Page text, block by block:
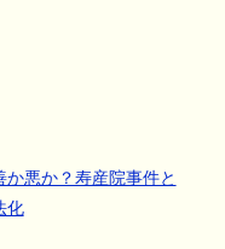
か悪か？寿産院事件と
化